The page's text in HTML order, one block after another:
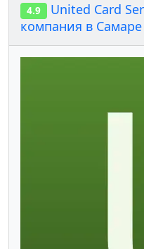
4.9
United Card
компания в Самаре